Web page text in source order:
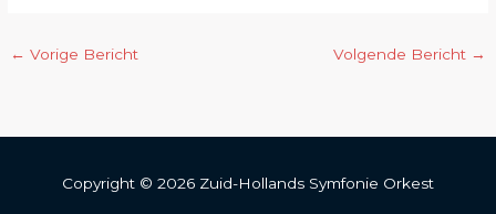
← Vorige Bericht Volgende Bericht →
Copyright © 2026 Zuid-Hollands Symfonie Orkest